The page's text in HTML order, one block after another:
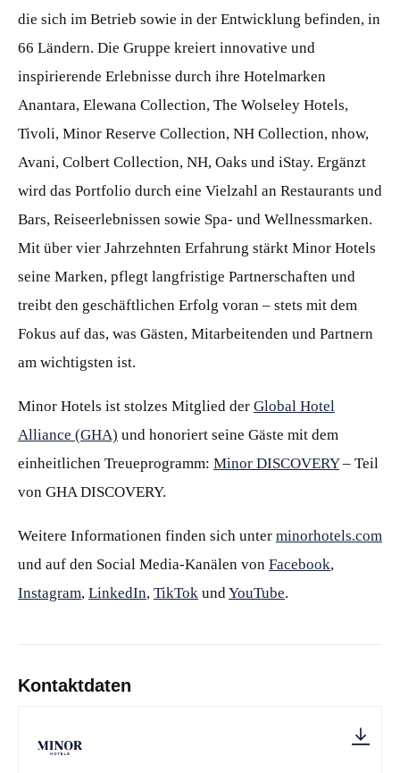
die sich im Betrieb sowie in der Entwicklung befinden, in
66 Ländern. Die Gruppe kreiert innovative und
inspirierende Erlebnisse durch ihre Hotelmarken
Anantara, Elewana Collection, The Wolseley Hotels,
Tivoli, Minor Reserve Collection, NH Collection, nhow,
Avani, Colbert Collection, NH, Oaks und iStay. Ergänzt
wird das Portfolio durch eine Vielzahl an Restaurants und
Bars, Reiseerlebnissen sowie Spa- und Wellnessmarken.
Mit über vier Jahrzehnten Erfahrung stärkt Minor Hotels
seine Marken, pflegt langfristige Partnerschaften und
treibt den geschäftlichen Erfolg voran – stets mit dem
Fokus auf das, was Gästen, Mitarbeitenden und Partnern
am wichtigsten ist.
Minor Hotels ist stolzes Mitglied der Global Hotel
Alliance (GHA) und honoriert seine Gäste mit dem
einheitlichen Treueprogramm: Minor DISCOVERY– Teil
von GHA DISCOVERY.
Weitere Informationen finden sich unter minorhotels.com
und auf den Social Media-Kanälen von Facebook,
Instagram, LinkedIn, TikTok undYouTube.
Kontaktdaten